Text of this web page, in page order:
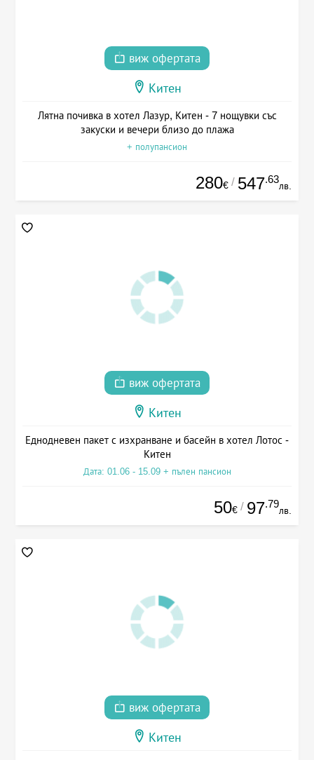
виж офертата
Китен
Лятна почивка в хотел Лазур, Китен - 7 нощувки със
закуски и вечери близо до плажа
+ полупансион
280€ / 547.63
лв.
виж офертата
Китен
Еднодневен пакет с изхранване и басейн в хотел Лотос -
Китен
Дата: 01.06 - 15.09 + пълен пансион
50€ / 97.79
лв.
виж офертата
Китен